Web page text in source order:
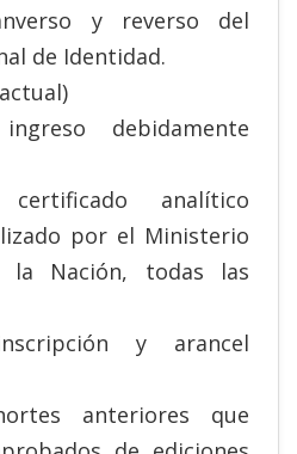
y reverso del
de Identidad.
debidamente
analítico
por el Ministerio
la Nación, todas las
y arancel
anteriores que